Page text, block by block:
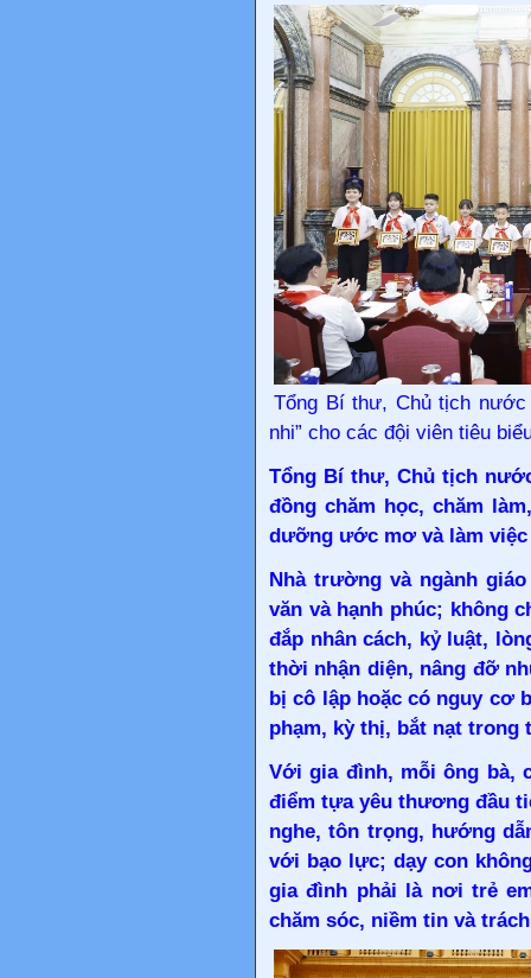
Tổng Bí thư, Chủ tịch
nhi” cho các đội viên tiêu
Tổng Bí thư, Chủ tịch
đồng chăm học, chăm
dưỡng ước mơ và làm
Nhà trường và ngành
văn và hạnh phúc; không
đắp nhân cách, kỷ luật,
thời nhận diện, nâng đỡ
bị cô lập hoặc có nguy cơ
phạm, kỳ thị, bắt nạt trong
Với gia đình, mỗi ông bà,
điểm tựa yêu thương đầu
nghe, tôn trọng, hướng
với bạo lực; dạy con
gia đình phải là nơi trẻ
chăm sóc, niềm tin và